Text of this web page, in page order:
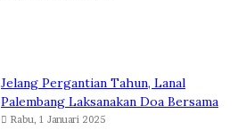
Jelang Pergantian Tahun, Lanal
Palembang Laksanakan Doa Bersama
Rabu, 1 Januari 2025